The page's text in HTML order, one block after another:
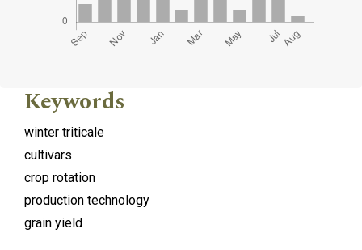
Keywords
winter triticale
cultivars
crop rotation
production technology
grain yield